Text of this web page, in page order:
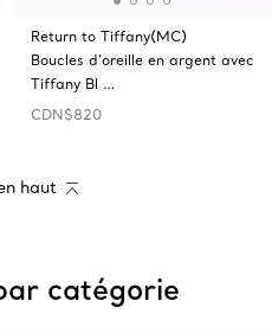
Return to Tiffany(MC)
Boucles d’oreille en argent avec
Tiffany Bl …
CDN$820
haut
catégorie